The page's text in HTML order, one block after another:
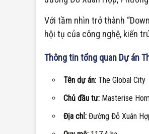
Với tầm nhìn trở thành
hội tụ của công nghệ, kiến
Thông tin tổng quan Dự án
Tên dự án: The Global City
Chủ đầu tư: Masterise
Địa chỉ: Đường Đỗ Xuân